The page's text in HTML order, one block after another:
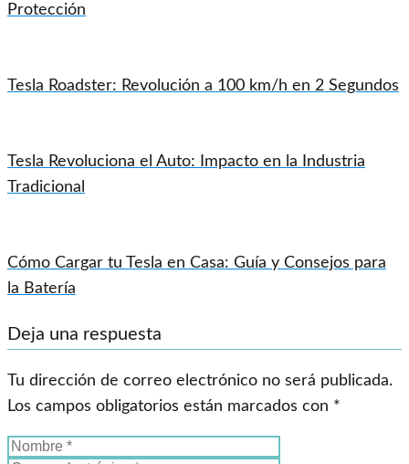
Protección
Tesla Roadster: Revolución a 100 km/h en 2 Segundos
Tesla Revoluciona el Auto: Impacto en la Industria
Tradicional
Cómo Cargar tu Tesla en Casa: Guía y Consejos para
la Batería
Deja una respuesta
Tu dirección de correo electrónico no será publicada.
Los campos obligatorios están marcados con *